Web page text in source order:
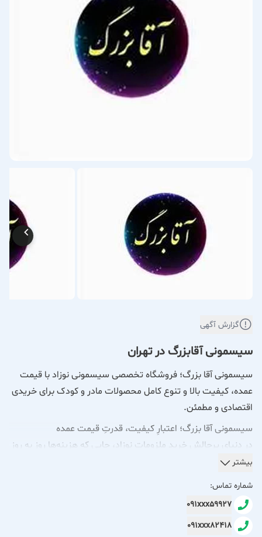
گزارش آگهی
سیسمونی آقابزرگ در تهران
سیسمونی آقا بزرگ؛ فروشگاه تخصصی سیسمونی نوزاد با قیمت
عمده، کیفیت بالا و تنوع کامل محصولات مادر و کودک برای خریدی
اقتصادی و مطمئن.
سیسمونی آقا بزرگ؛ اعتبارِ کیفیت، قدرتِ قیمت عمده
در دنیای پرچالشِ خرید ملزومات نوزاد، جایی که هزینه‌ها روز به روز
در حال افزایش است، «سیسمونی آقا بزرگ» مثل یک تکیه‌گاه امن
بفروشیم؛ ما اینجا هستیم تا به شما ثابت کنیم که برای فراهم
کردن بهترین‌ها برای فرزندتان، نیازی به هزینه‌های گزاف نیست.
بیشتر
شماره تماس:
091xxx59927
091xxx82418